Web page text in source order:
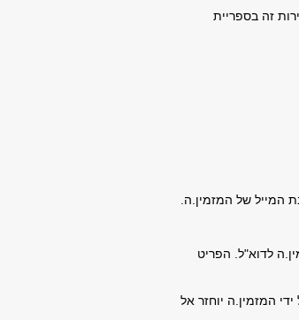
זה בספריית
המייל של המזמין.ה.
לדוא"ל. הפריט
המזמין.ה יוחזר אל